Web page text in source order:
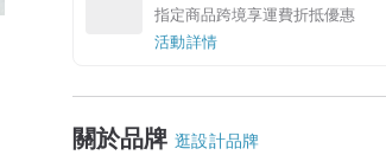
指定商品跨境享運費折抵優惠
活動詳情
關於品牌 逛設計品牌